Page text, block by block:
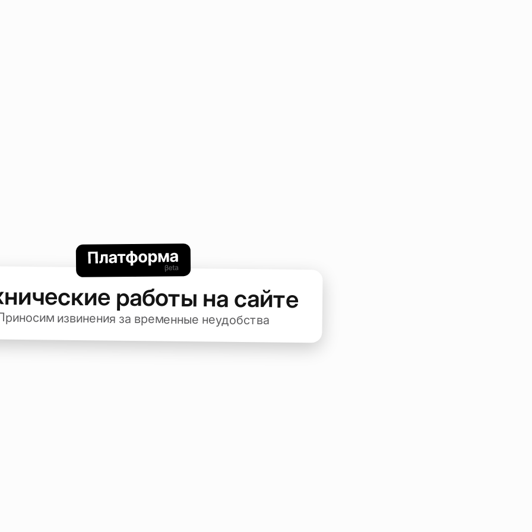
работы на сайте
извинения за временные неудобства